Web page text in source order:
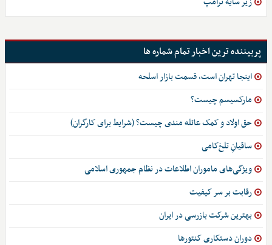
پربیننده ترین اخبار تمام شماره ها
اینجا تهران است، قسمت بازار اسلحه
مارکسیسم چیست؟
حق اولاد و کمک عائله مندی چیست؟ (شرایط برای کارگران)
ساقیانِ تلخ‌کامی
ویژگی‌های ماموران اطلاعات در نظام جمهوری اسلامی
رقابت بر سر کیفیت
بهترین شرکت بازرسی در ایران
دوران دستکاری کنتورها